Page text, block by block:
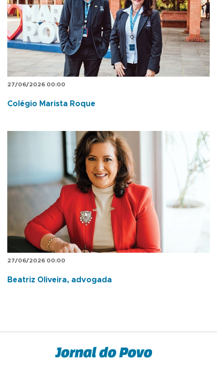
27/06/2026 00:00
Colégio Marista Roque
27/06/2026 00:00
Beatriz Oliveira, advogada